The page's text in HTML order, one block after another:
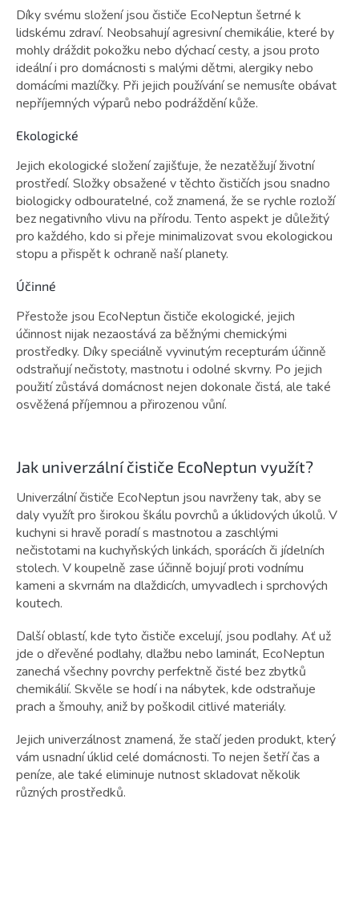
Díky svému složení jsou čističe EcoNeptun šetrné k
lidskému zdraví. Neobsahují agresivní chemikálie, které by
mohly dráždit pokožku nebo dýchací cesty, a jsou proto
ideální i pro domácnosti s malými dětmi, alergiky nebo
domácími mazlíčky. Při jejich používání se nemusíte obávat
nepříjemných výparů nebo podráždění kůže.
Ekologické
Jejich ekologické složení zajišťuje, že nezatěžují životní
prostředí. Složky obsažené v těchto čističích jsou snadno
biologicky odbouratelné, což znamená, že se rychle rozloží
bez negativního vlivu na přírodu. Tento aspekt je důležitý
pro každého, kdo si přeje minimalizovat svou ekologickou
stopu a přispět k ochraně naší planety.
Účinné
Přestože jsou EcoNeptun čističe ekologické, jejich
účinnost nijak nezaostává za běžnými chemickými
prostředky. Díky speciálně vyvinutým recepturám účinně
odstraňují nečistoty, mastnotu i odolné skvrny. Po jejich
použití zůstává domácnost nejen dokonale čistá, ale také
osvěžená příjemnou a přirozenou vůní.
Jak univerzální čističe EcoNeptun využít?
Univerzální čističe EcoNeptun jsou navrženy tak, aby se
daly využít pro širokou škálu povrchů a úklidových úkolů. V
kuchyni si hravě poradí s mastnotou a zaschlými
nečistotami na kuchyňských linkách, sporácích či jídelních
stolech. V koupelně zase účinně bojují proti vodnímu
kameni a skvrnám na dlaždicích, umyvadlech i sprchových
koutech.
Další oblastí, kde tyto čističe excelují, jsou podlahy. Ať už
jde o dřevěné podlahy, dlažbu nebo laminát, EcoNeptun
zanechá všechny povrchy perfektně čisté bez zbytků
chemikálií. Skvěle se hodí i na nábytek, kde odstraňuje
prach a šmouhy, aniž by poškodil citlivé materiály.
Jejich univerzálnost znamená, že stačí jeden produkt, který
vám usnadní úklid celé domácnosti. To nejen šetří čas a
peníze, ale také eliminuje nutnost skladovat několik
různých prostředků.